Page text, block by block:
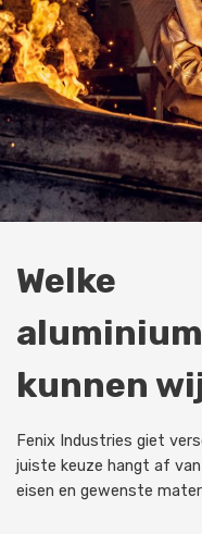
Welke
kunnen
Fenix Industries giet
juiste keuze hangt af
eisen en gewenste